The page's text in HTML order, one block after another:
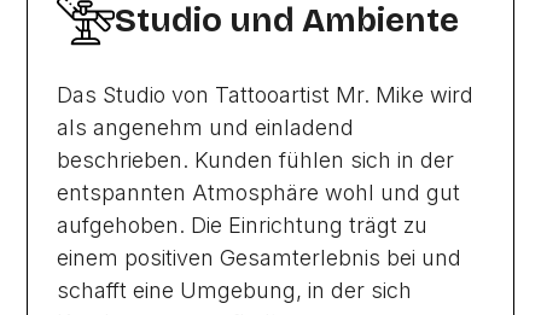
Studio und Ambiente
Das Studio von Tattooartist Mr. Mike wird
als angenehm und einladend
beschrieben. Kunden fühlen sich in der
entspannten Atmosphäre wohl und gut
aufgehoben. Die Einrichtung trägt zu
einem positiven Gesamterlebnis bei und
schafft eine Umgebung, in der sich